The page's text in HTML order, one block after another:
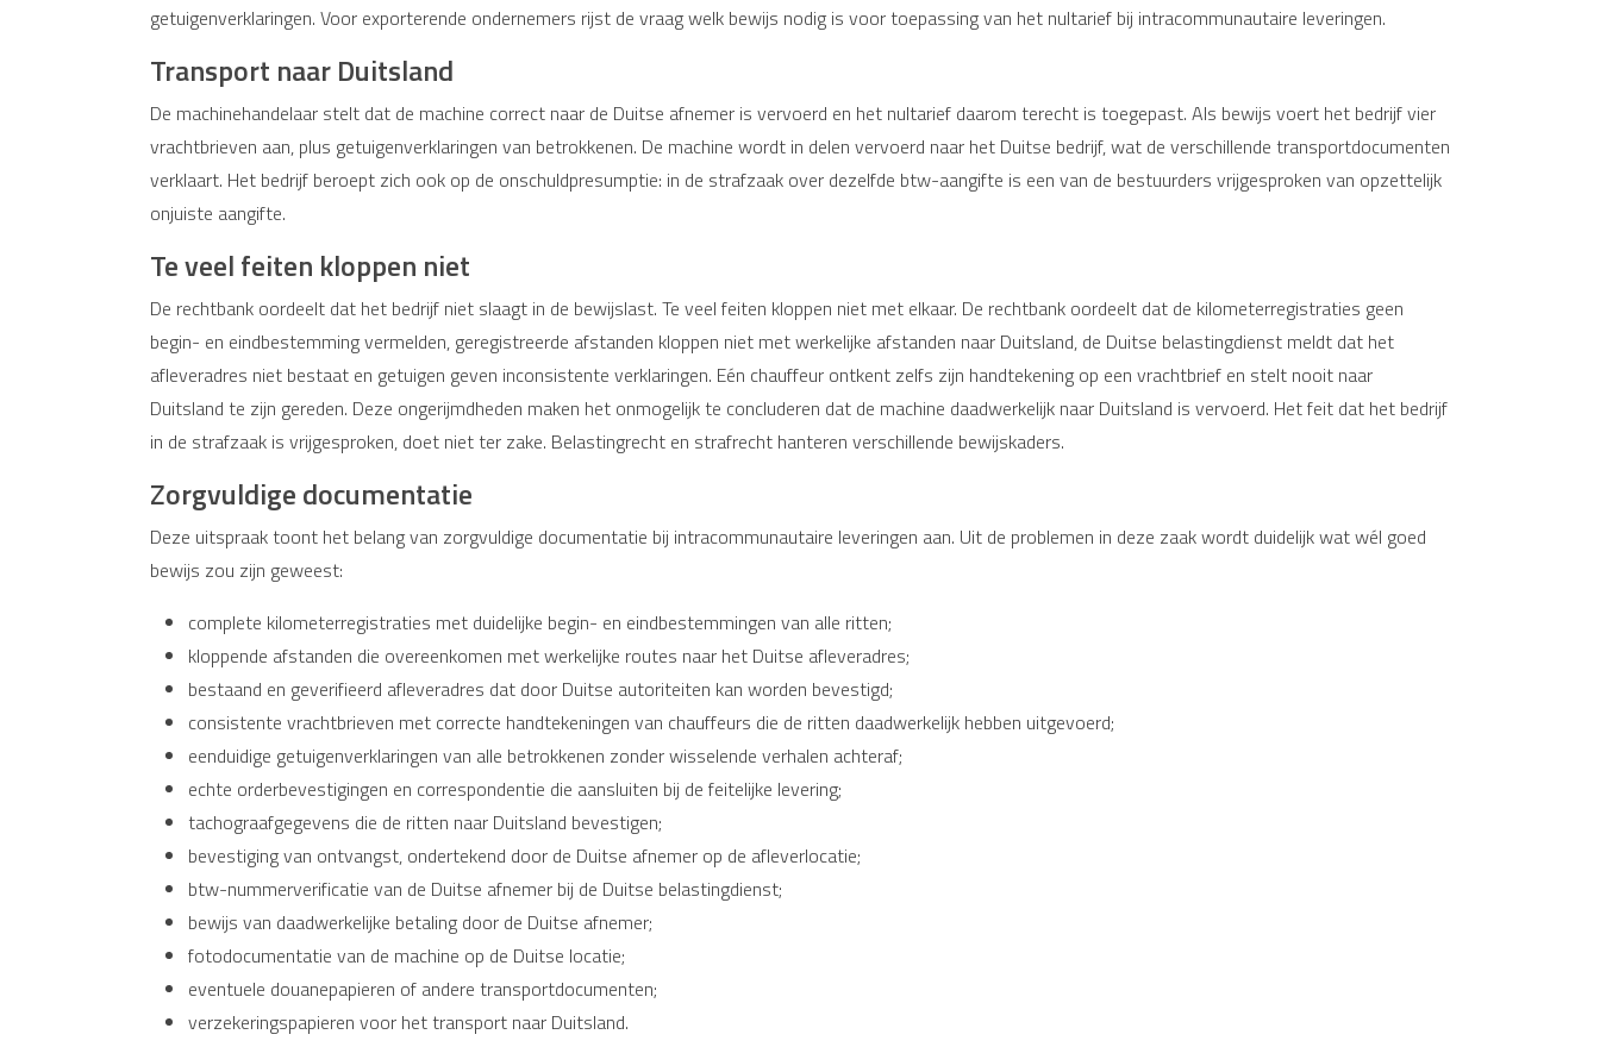
getuigenverklaringen. Voor exporterende ondernemers rijst de vraag welk bewijs nodig is voor toepassing van het nultarief bij intracommunautaire leveringen.
Transport naar Duitsland
De machinehandelaar stelt dat de machine correct naar de Duitse afnemer is vervoerd en het nultarief daarom terecht is toegepast. Als bewijs voert het bedrijf vier
vrachtbrieven aan, plus getuigenverklaringen van betrokkenen. De machine wordt in delen vervoerd naar het Duitse bedrijf, wat de verschillende transportdocumenten
verklaart. Het bedrijf beroept zich ook op de onschuldpresumptie: in de strafzaak over dezelfde btw-aangifte is een van de bestuurders vrijgesproken van opzettelijk
onjuiste aangifte.
Te veel feiten kloppen niet
De rechtbank oordeelt dat het bedrijf niet slaagt in de bewijslast. Te veel feiten kloppen niet met elkaar. De rechtbank oordeelt dat de kilometerregistraties geen
begin- en eindbestemming vermelden, geregistreerde afstanden kloppen niet met werkelijke afstanden naar Duitsland, de Duitse belastingdienst meldt dat het
afleveradres niet bestaat en getuigen geven inconsistente verklaringen. Eén chauffeur ontkent zelfs zijn handtekening op een vrachtbrief en stelt nooit naar
Duitsland te zijn gereden. Deze ongerijmdheden maken het onmogelijk te concluderen dat de machine daadwerkelijk naar Duitsland is vervoerd. Het feit dat het bedrijf
in de strafzaak is vrijgesproken, doet niet ter zake. Belastingrecht en strafrecht hanteren verschillende bewijskaders.
Zorgvuldige documentatie
Deze uitspraak toont het belang van zorgvuldige documentatie bij intracommunautaire leveringen aan. Uit de problemen in deze zaak wordt duidelijk wat wél goed
bewijs zou zijn geweest:
complete kilometerregistraties met duidelijke begin- en eindbestemmingen van alle ritten;
kloppende afstanden die overeenkomen met werkelijke routes naar het Duitse afleveradres;
bestaand en geverifieerd afleveradres dat door Duitse autoriteiten kan worden bevestigd;
consistente vrachtbrieven met correcte handtekeningen van chauffeurs die de ritten daadwerkelijk hebben uitgevoerd;
eenduidige getuigenverklaringen van alle betrokkenen zonder wisselende verhalen achteraf;
echte orderbevestigingen en correspondentie die aansluiten bij de feitelijke levering;
tachograafgegevens die de ritten naar Duitsland bevestigen;
bevestiging van ontvangst, ondertekend door de Duitse afnemer op de afleverlocatie;
btw-nummerverificatie van de Duitse afnemer bij de Duitse belastingdienst;
bewijs van daadwerkelijke betaling door de Duitse afnemer;
fotodocumentatie van de machine op de Duitse locatie;
eventuele douanepapieren of andere transportdocumenten;
verzekeringspapieren voor het transport naar Duitsland.